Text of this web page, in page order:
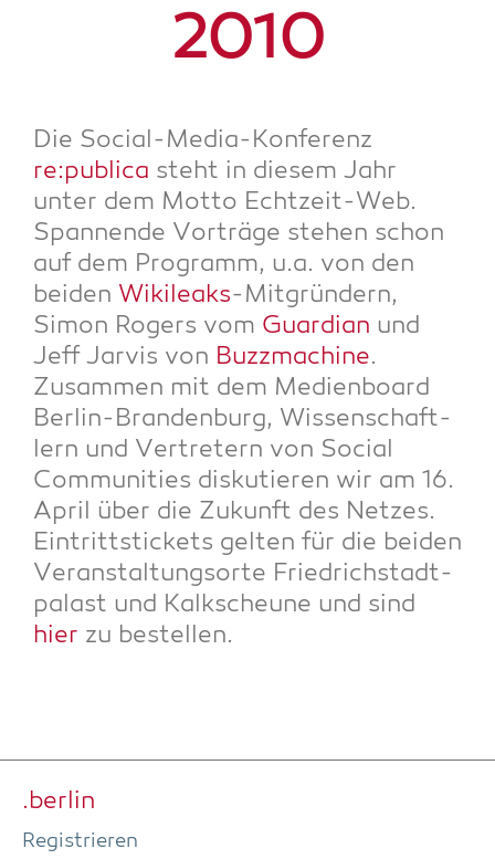
2010
Die Social-Media-Kon­fe­renz
re:publica steht in die­sem Jahr
unter dem Mot­to Echt­zeit-Web.
Span­nen­de Vor­trä­ge ste­hen schon
auf dem Pro­gramm, u.a. von den
bei­den Wiki­leaks-Mit­grün­dern,
Simon Rogers vom Guar­di­an und
Jeff Jar­vis von Buzzma­chi­ne.
Zusam­men mit dem Medi­en­board
Ber­lin-Bran­den­burg, Wis­sen­schaft­
lern und Ver­tre­tern von Social
Com­mu­ni­ties dis­ku­tie­ren wir am 16.
April über die Zukunft des Net­zes.
Ein­tritts­ti­ckets gel­ten für die bei­den
Ver­an­stal­tungs­or­te Fried­rich­stadt­
pa­last und Kalk­scheu­ne und sind
hier zu bestellen.
.ber­lin
Regis­trie­ren